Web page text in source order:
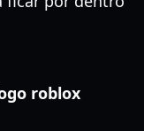
roblox